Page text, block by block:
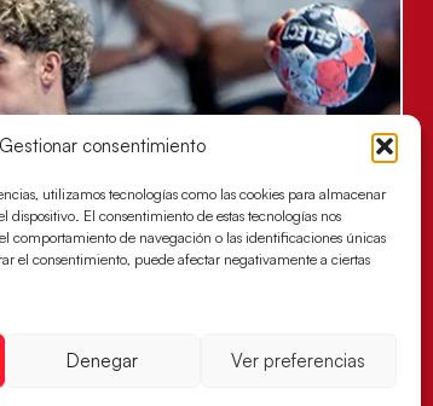
Gestionar consentimiento
utilizamos tecnologías como las cookies para almacenar
El consentimiento de estas tecnologías nos
comportamiento de navegación o las identificaciones únicas
el consentimiento, puede afectar negativamente a ciertas
Denegar Ver preferencias